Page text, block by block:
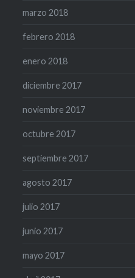
marzo 2018
febrero 2018
enero 2018
diciembre 2017
noviembre 2017
octubre 2017
septiembre 2017
agosto 2017
julio 2017
junio 2017
mayo 2017